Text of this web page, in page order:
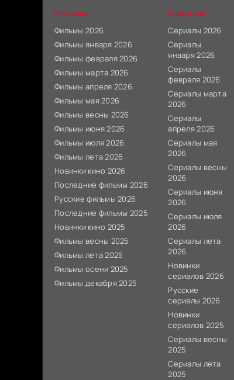
Фильмы
Фильмы 2026
Фильмы января 2026
Фильмы февраля 2026
Фильмы марта 2026
Фильмы апреля 2026
Фильмы мая 2026
Фильмы весны 2026
Фильмы июня 2026
Фильмы июля 2026
Фильмы лета 2026
Новинки кино 2026
Последние фильмы 2026
Русские фильмы 2026
Последние фильмы 2025
Новинки кино 2025
Фильмы весны 2025
Фильмы лета 2025
Фильмы осени 2025
Фильмы декабря 2025
Сериалы
Сериалы 2026
Сериалы
января 2026
Сериалы
февраля 2026
Сериалы марта
2026
Сериалы
апреля 2026
Сериалы мая
2026
Сериалы весны
2026
Сериалы июня
2026
Сериалы июля
2026
Сериалы лета
2026
Новинки
сериалов 2026
Русские
сериалы 2026
Новинки
сериалов 2025
Сериалы весны
2025
Сериалы лета
2025